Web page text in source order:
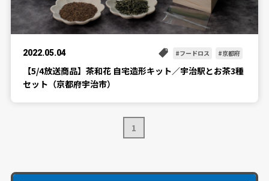
2022.05.04 フードロス 京都府
【5/4放送商品】茶和花 自宅造形キット／宇治駅とお茶3種
セット（京都府宇治市）
1